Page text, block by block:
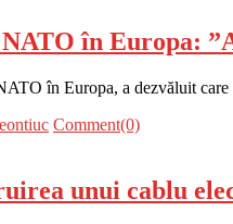
în Europa:
în Europa, a dezvăluit
Comment(0)
unui cablu